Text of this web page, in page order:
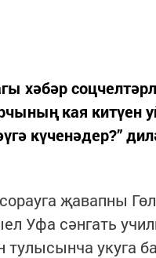
хәбәр
кая китүен
күченәдер?”
җавапны
Уфа сәнгать
тулысынча укуга